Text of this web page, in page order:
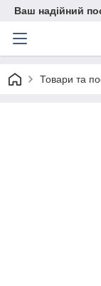
Ваш надійний
Товари та